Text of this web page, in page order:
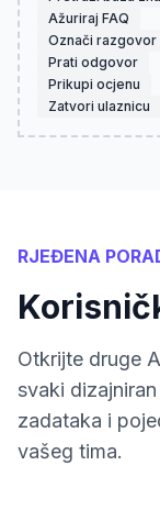
Ažuriraj FAQ
Označi razgovor
Prati odgovor
Prikupi ocjenu
Zatvori ulaznicu
RJEĐENA
Otkrijte druge
svaki
zadataka i
vašeg tima.